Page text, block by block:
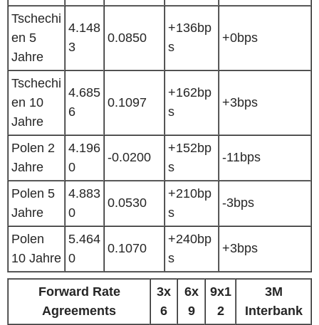
Tschechi
en 5
Jahre
4.148
3
0.0850
+136bp
s
+0bps
Tschechi
en 10
Jahre
4.685
6
0.1097
+162bp
s
+3bps
Polen 2
Jahre
4.196
0
-0.0200
+152bp
s
-11bps
Polen 5
Jahre
4.883
0
0.0530
+210bp
s
-3bps
Polen
10 Jahre
5.464
0
0.1070
+240bp
s
+3bps
Forward Rate
Agreements
3x
6
6x
9
9x1
2
3M
Interbank